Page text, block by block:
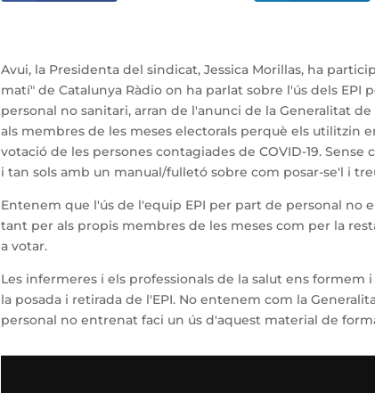
Avui, la Presidenta del sindicat, Jessica Morillas, ha
matí" de Catalunya Ràdio on ha parlat sobre l'ús dels EPI
personal no sanitari, arran de l'anunci de la Generalitat de
als membres de les meses electorals perquè els utilitzin
votació de les persones contagiades de COVID-19. Sense
i tan sols amb un manual/fulletó sobre com posar-se'l i
Entenem que l'ús de l'equip EPI per part de personal no
tant per als propis membres de les meses com per la
a votar.
Les infermeres i els professionals de la salut ens formem
la posada i retirada de l'EPI. No entenem com la
personal no entrenat faci un ús d'aquest material de